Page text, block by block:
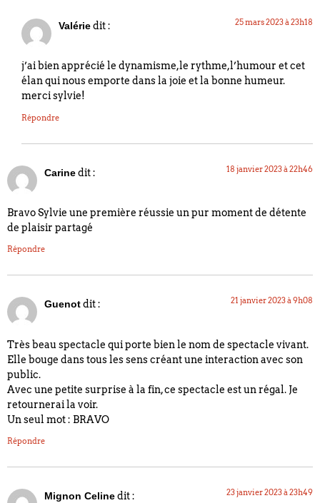
Valériedit : 25 mars 2023 à 23h18
j’ai bien apprécié le dynamisme,le rythme,l’humour et cet
élan qui nous emporte dans la joie et la bonne humeur.
merci sylvie!
Répondre
Carinedit : 18 janvier 2023 à 22h46
Bravo Sylvie une première réussie un pur moment de détente
de plaisir partagé
Répondre
Guenotdit : 21 janvier 2023 à 9h08
Très beau spectacle qui porte bien le nom de spectacle vivant.
Elle bouge dans tous les sens créant une interaction avec son
public.
Avec une petite surprise à la fin, ce spectacle est un régal. Je
retournerai la voir.
Un seul mot : BRAVO
Répondre
Mignon Celinedit : 23 janvier 2023 à 23h49